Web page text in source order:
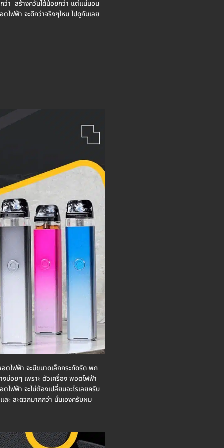
ว่า สร้างควันได้น้อยกว่า แต่แน่นอน
ไฟฟ้า จะดีกว่าจริงๆไหม ไปดูกันเลย
ตไฟฟ้า จะมีขนาดเล็กกระทัดรัด พก
งบ่อยๆ เพราะ ตัวเครื่อง พอตไฟฟ้า
ฟฟ้า จะไม่ต้องเปลี่ยนอะไรเลยครับ
ะ สะดวกมากกว่า นั่นเองครับผม